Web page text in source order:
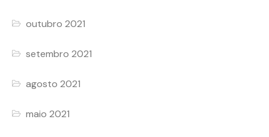
outubro 2021
setembro 2021
agosto 2021
maio 2021